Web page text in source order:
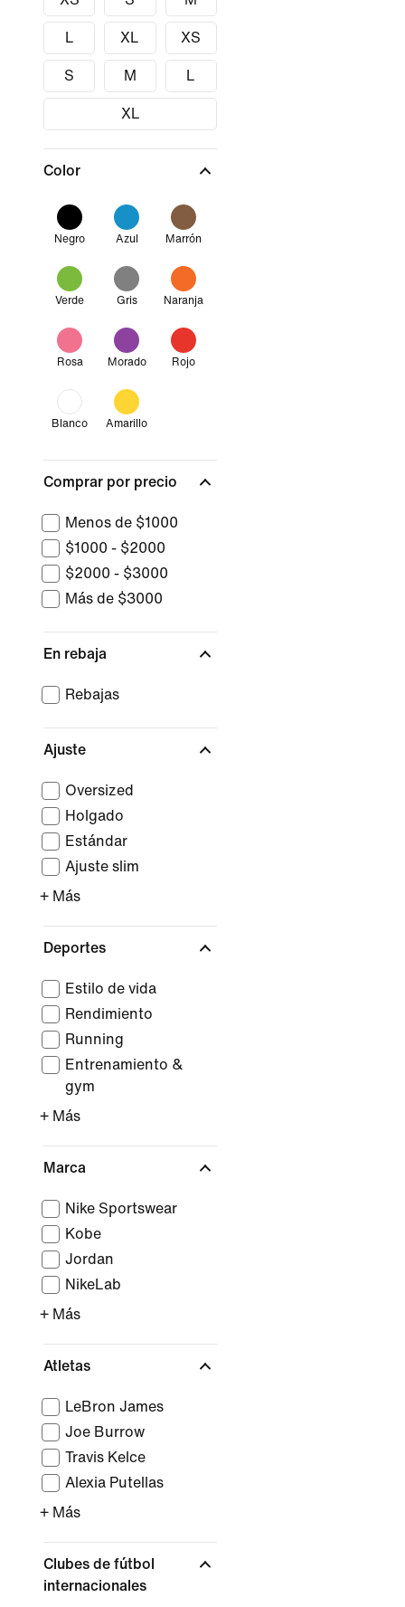
L XL XS
S M L
XL
Color
Negro Azul Marrón
Verde Gris Naranja
Rosa Morado Rojo
Blanco Amarillo
Comprar por precio
Menos de $1000
$1000 - $2000
$2000 - $3000
Más de $3000
En rebaja
Rebajas
Ajuste
Oversized
Holgado
Estándar
Ajuste slim
+ Más
Deportes
Estilo de vida
Rendimiento
Running
Entrenamiento &
gym
+ Más
Marca
Nike Sportswear
Kobe
Jordan
NikeLab
+ Más
Atletas
LeBron James
Joe Burrow
Travis Kelce
Alexia Putellas
+ Más
Clubes de fútbol
internacionales